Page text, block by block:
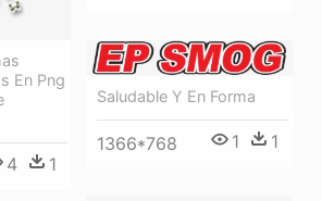
En Png
4 1
Saludable Y En Forma
1366*768 1 1